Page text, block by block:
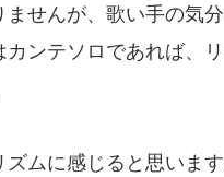
せんが、歌い手の気
ンテソロであれば、
ムに感じると思いま